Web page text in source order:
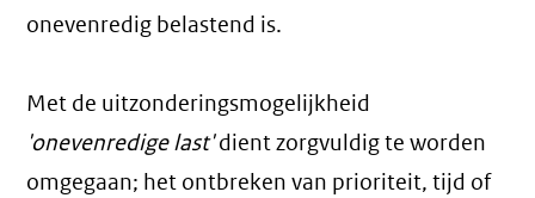
onevenredig belastend is.
Met de uitzonderingsmogelijkheid
'onevenredige last'dient zorgvuldig te worden
omgegaan; het ontbreken van prioriteit, tijd of